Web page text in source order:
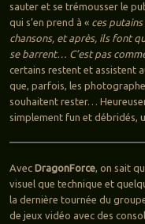
sauter et se trémousser le
qui s’en prend à « ces
chansons, et après, ils font
se barrent… C’est pas
certains restent et assistent
que, parfois, les
souhaitent rester…
simplement fun et débridés,
Avec DragonForce, on sait
visuel que technique et
la dernière tournée du
de jeux vidéo avec des